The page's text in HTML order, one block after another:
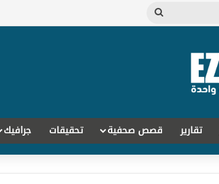
تقارير قصص صحفية تحقيقات جرافيك